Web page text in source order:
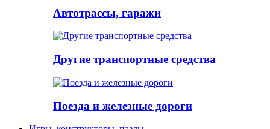
Автотрассы, гаражи
Другие транспортные средства
Поезда и железные дороги